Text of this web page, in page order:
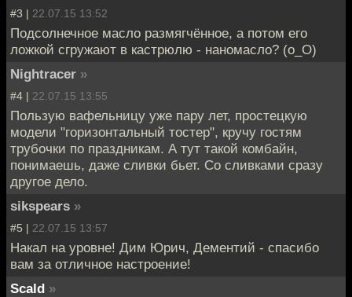
#3 | 22.07.15 13:52
Подсолнечное масло размягчённое, а потом его
ложкой сгружают в кастрюлю - наномасло? (о_O)
Nightracer »
#4 | 22.07.15 13:55
Пользую вафельницу уже пару лет, простецкую
модели "горизонтальный тостер", кручу гостям
трубочки по праздникам. А тут такой комбайн,
понимаешь, даже сливки бьет. Со сливками сразу
другое дело.
sikspears »
#5 | 22.07.15 13:57
Накал на уровне! Дим Юрич, Дементий - спасибо
вам за отличное настроение!
Scald »